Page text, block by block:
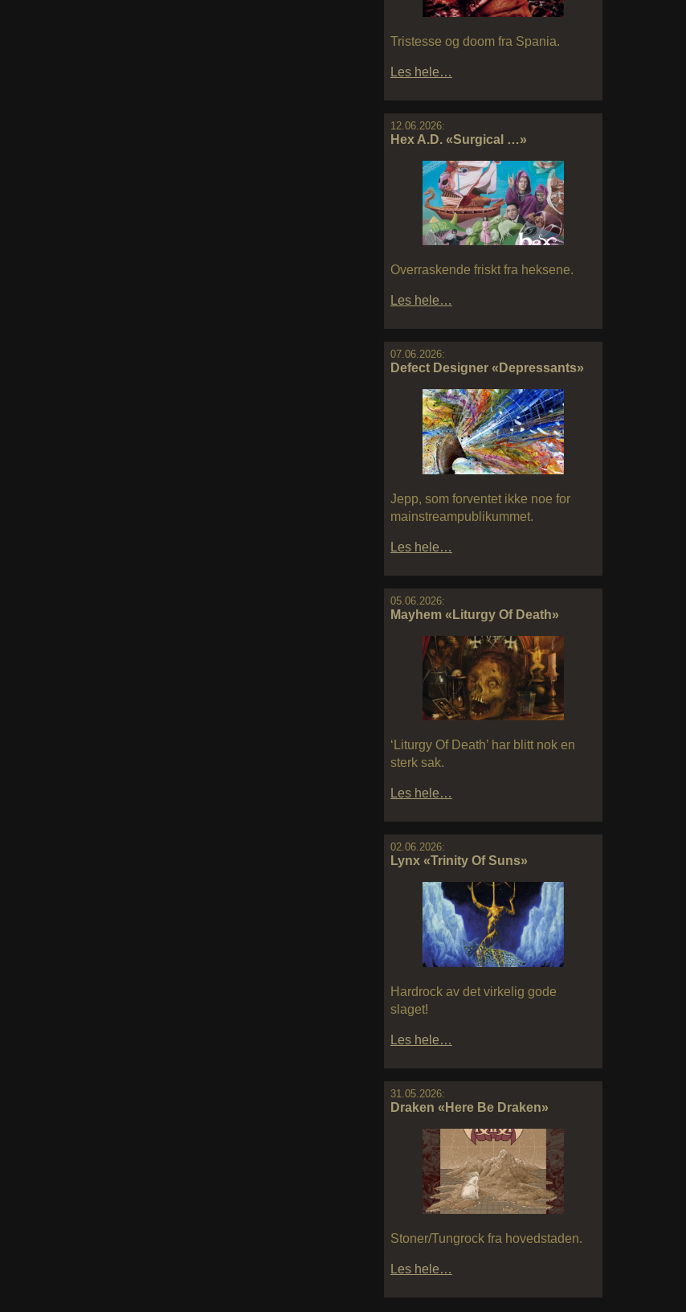
Tristesse og doom fra Spania.
Les hele…
12.06.2026:
Hex A.D. «Surgical …»
Overraskende friskt fra heksene.
Les hele…
07.06.2026:
Defect Designer «Depressants»
Jepp, som forventet ikke noe for
mainstreampublikummet.
Les hele…
05.06.2026:
Mayhem «Liturgy Of Death»
‘Liturgy Of Death’ har blitt nok en
sterk sak.
Les hele…
02.06.2026:
Lynx «Trinity Of Suns»
Hardrock av det virkelig gode
slaget!
Les hele…
31.05.2026:
Draken «Here Be Draken»
Stoner/Tungrock fra hovedstaden.
Les hele…